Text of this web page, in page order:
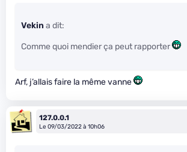
Vekin a dit:
Comme quoi mendier ça peut rapporter
Arf, j’allais faire la même vanne
127.0.0.1
Le 09/03/2022 à 10h06